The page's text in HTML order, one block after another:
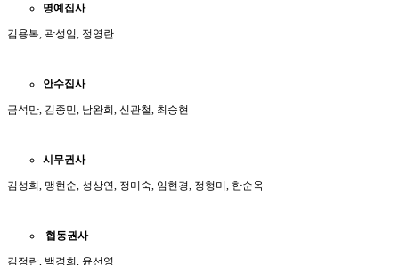
명예집사
김용복, 곽성임, 정영란
안수집사
금석만, 김종민, 남완희, 신관철, 최승현
시무권사
김성희, 맹현순, 성상연, 정미숙, 임현경, 정형미, 한순옥
협동권사
김정란, 백경희, 윤선영